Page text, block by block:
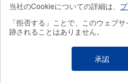
当社のCookieについての詳細は、
「拒否する」ことで、このウェブ
跡されることはありません。
承認
文章のなかから特定の
を抜き出したい場合は、